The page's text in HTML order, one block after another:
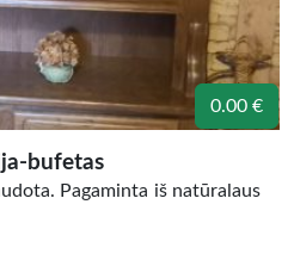
0.00 €
bufetas
Pagaminta iš natūralaus